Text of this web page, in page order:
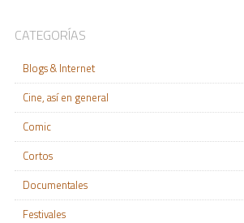
CATEGORÍAS
Blogs & Internet
Cine, así en general
Comic
Cortos
Documentales
Festivales